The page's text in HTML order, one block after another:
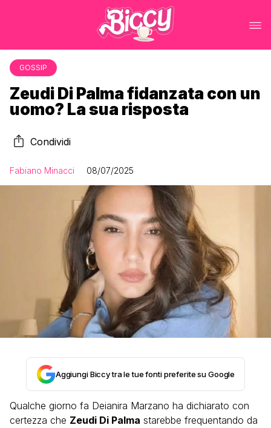
GOSSIP
Zeudi Di Palma fidanzata con un
uomo? La sua risposta
Condividi
Fabiano Minacci 08/07/2025
Aggiungi Biccy tra le tue fonti preferite su Google
Qualche giorno fa Deianira Marzano ha dichiarato con
certezza che Zeudi Di Palma starebbe frequentando da